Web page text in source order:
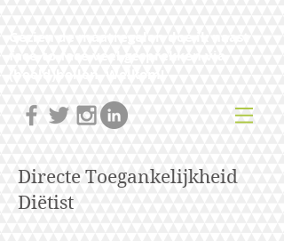
Directe Toegankelijkheid
Diëtist